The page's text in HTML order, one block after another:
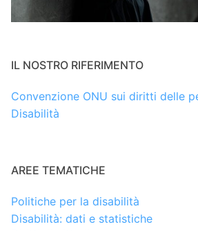
IL NOSTRO RIFERIMENTO
Convenzione ONU sui diritti delle
Disabilità
AREE TEMATICHE
Politiche per la disabilità
Disabilità: dati e statistiche